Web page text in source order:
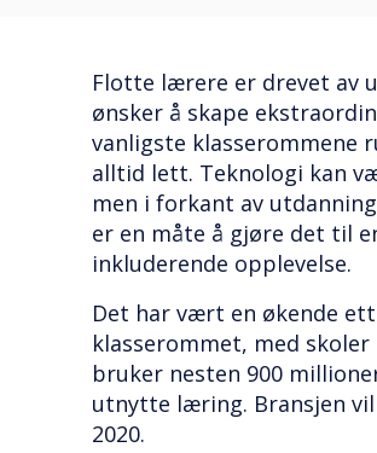
Flotte lærere er drevet av
ønsker å skape
vanligste klasserommene
alltid lett. Teknologi kan
men i forkant av
er en måte å gjøre det til
inkluderende opplevelse.
Det har vært en økende
klasserommet, med
bruker nesten 900
utnytte læring. Bransjen
2020.